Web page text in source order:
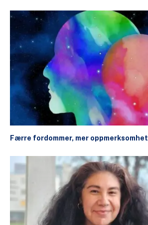
Færre fordommer, mer oppmerksomhet